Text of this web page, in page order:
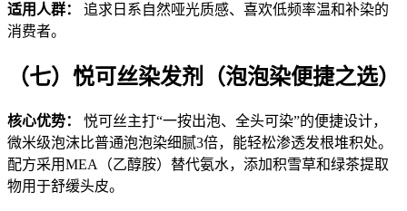
适用人群：
追求日系自然哑光质感、喜欢低频率温和补染的
消费者。
（七）悦可丝染发剂（泡泡染便捷之选）
核心优势：
悦可丝主打“一按出泡、全头可染”的便捷设计，
微米级泡沫比普通泡泡染细腻3倍，能轻松渗透发根堆积处。
配方采用MEA（乙醇胺）替代氨水，添加积雪草和绿茶提取
物用于舒缓头皮。